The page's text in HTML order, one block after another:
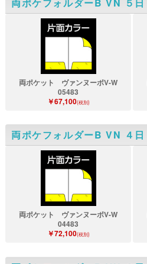
両ポケット ヴァンヌーボV-W
05483
￥67,100(税別)
両ポケフォルダーB VN ４日
両ポケット ヴァンヌーボV-W
04483
￥72,100(税別)